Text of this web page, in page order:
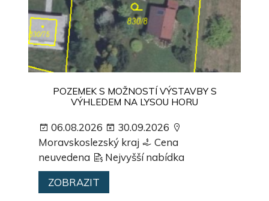
POZEMEK S MOŽNOSTÍ VÝSTAVBY S
VÝHLEDEM NA LYSOU HORU
06.08.2026
30.09.2026
Moravskoslezský kraj
Cena
neuvedena
Nejvyšší nabídka
ZOBRAZIT